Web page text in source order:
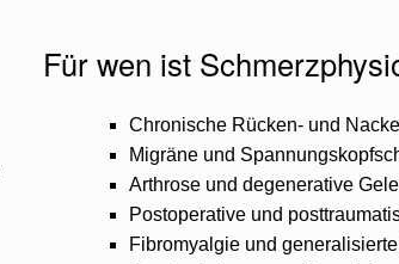
Für wen ist
Chronische Rücken- und
Migräne und
Arthrose und degenerative
Postoperative und
Fibromyalgie und